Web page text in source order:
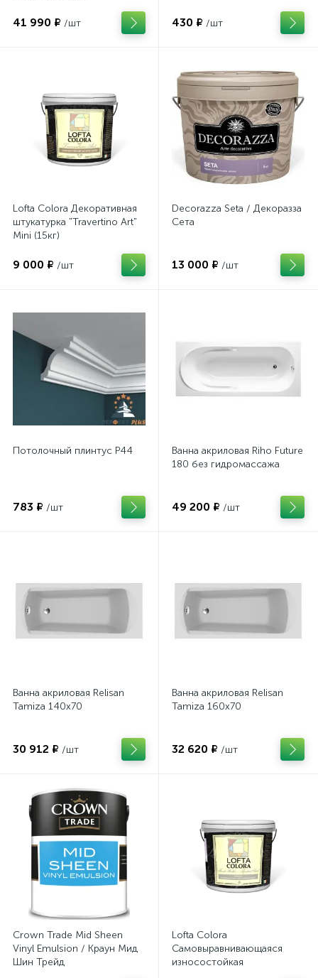
41 990 ₽ /шт 430 ₽ /шт
Lofta Colora Декоративная
штукатурка "Travertino Art"
Mini (15кг)
9 000 ₽ /шт
Decorazza Seta / Декоразза
Сета
13 000 ₽ /шт
Потолочный плинтус P44
783 ₽ /шт
Ванна акриловая Riho Future
180 без гидромассажа
49 200 ₽ /шт
Ванна акриловая Relisan
Tamiza 140x70
30 912 ₽ /шт
Ванна акриловая Relisan
Tamiza 160x70
32 620 ₽ /шт
Crown Trade Mid Sheen
Vinyl Emulsion / Краун Мид
Шин Трейд
Lofta Colora
Самовыравнивающаяся
износостойкая